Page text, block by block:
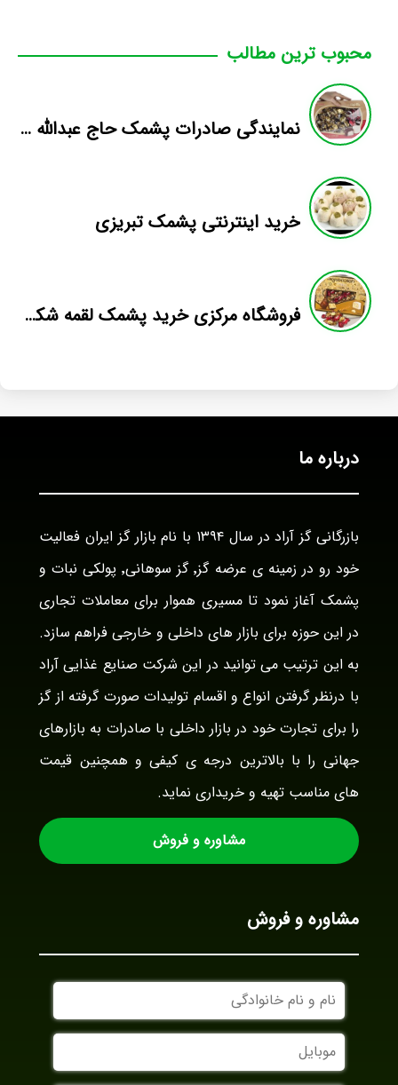
محبوب ترین مطالب
نمایندگی صادرات پشمک حاج عبدالله به پاکستان
خرید اینترنتی پشمک تبریزی
فروشگاه مرکزی خرید پشمک لقمه شکلاتی
درباره ما
بازرگانی گز آراد در سال ۱۳۹۴ با نام بازار گز ایران فعالیت
خود رو در زمینه ی عرضه گز٬ گز سوهانی٬ پولکی نبات و
پشمک آغاز نمود تا مسیری هموار برای معاملات تجاری
در این حوزه برای بازار های داخلی و خارجی فراهم سازد.
به این ترتیب می توانید در این شرکت صنایع غذایی آراد
با درنظر گرفتن انواع و اقسام تولیدات صورت گرفته از گز
را برای تجارت خود در بازار داخلی با صادرات به بازارهای
جهانی را با بالاترین درجه ی کیفی و همچنین قیمت
های مناسب تهیه و خریداری نماید.
مشاوره و فروش
مشاوره و فروش
نام
و
نام
خانوادگی
موبایل